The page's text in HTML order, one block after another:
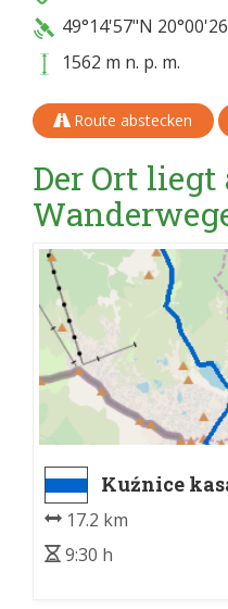
49°14'57"N
1562 m n. p. m.
Route abstecken
Der Ort liegt
Kuźnice
17.2 km
9:30 h